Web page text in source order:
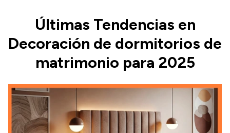
Últimas Tendencias en
Decoración de dormitorios de
matrimonio para 2025